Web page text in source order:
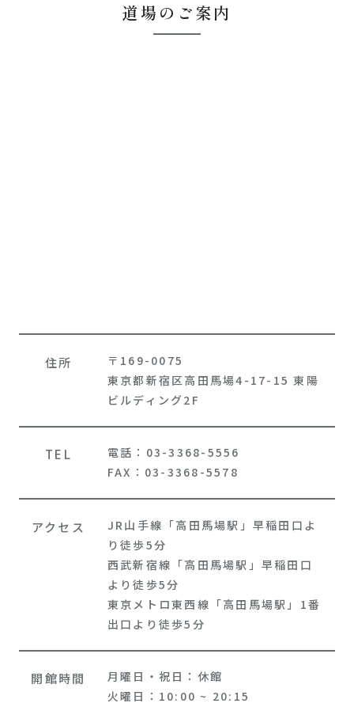
道場のご案内
住所
〒169-0075
東京都新宿区高田馬場4-17-15 東陽
ビルディング2F
TEL
電話：03-3368-5556
FAX：03-3368-5578
アクセス
JR山手線「高田馬場駅」早稲田口よ
り徒歩5分
西武新宿線「高田馬場駅」早稲田口
より徒歩5分
東京メトロ東西線「高田馬場駅」1番
出口より徒歩5分
開館時間
月曜日・祝日：休館
火曜日：10:00 ~ 20:15